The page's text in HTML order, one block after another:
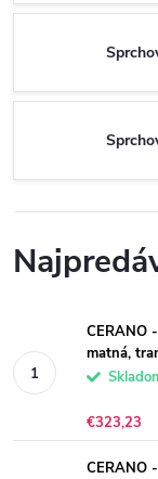
CERANO
matná,
€323,23
CERANO